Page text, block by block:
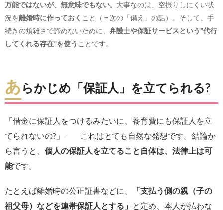
万能ではないが、無意味でもない。 大事なのは、空振りしにくい状
況を離婚時に作っておく こと（＝次の「備え」の話）。そして、手
続きの煩雑さで諦めないために、 弁護士や保証サービスという”代行
してくれる存在”を使う ことです。
あ らかじめ「保証人」を立てられる?
「借金に保証人をつけるみたいに、養育費にも保証人を立
てられないの?」――これはとても自然な発想です。結論か
ら言うと、 個人の保証人を立てること自体は、法律上は可
能です。
たとえば離婚時の公正証書などに、
「支払う側の親（子の
祖父母）などを連帯保証人とする」 と定め、本人が払わな